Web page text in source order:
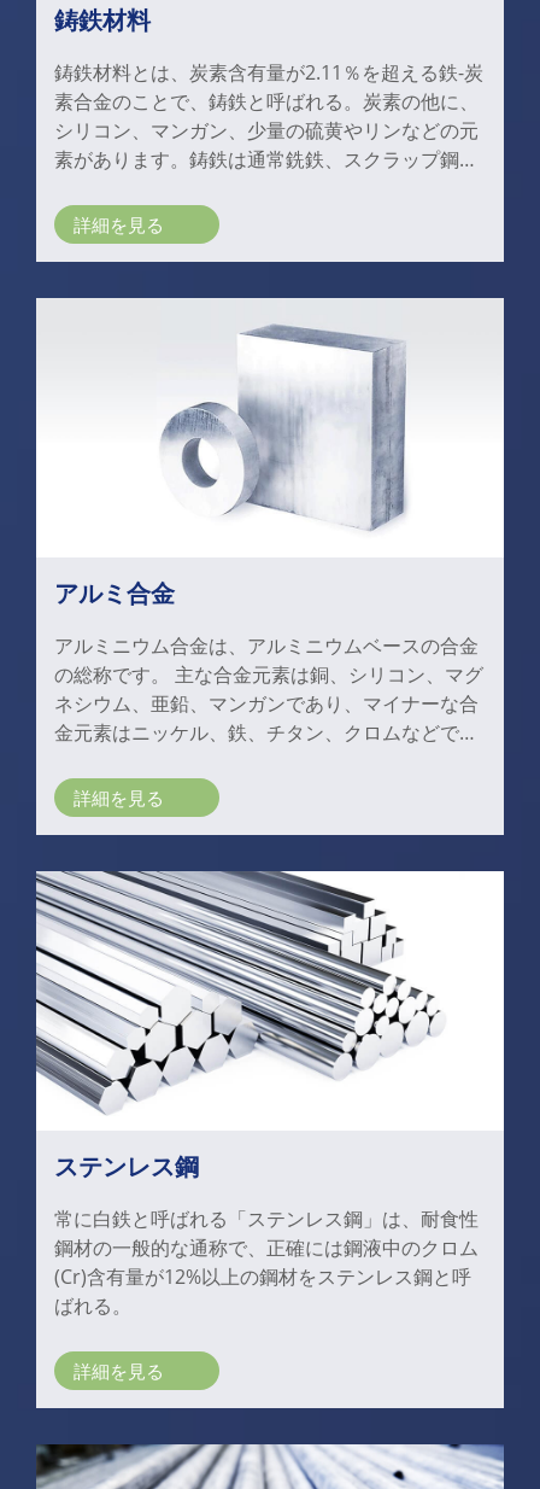
鋳鉄材料
鋳鉄材料とは、炭素含有量が2.11％を超える鉄-炭
素合金のことで、鋳鉄と呼ばれる。炭素の他に、
シリコン、マンガン、少量の硫黄やリンなどの元
素があります。鋳鉄は通常銑鉄、スクラップ鋼、
って作られます。
詳細を見る
アルミ合金
アルミニウム合金は、アルミニウムベースの合金
の総称です。 主な合金元素は銅、シリコン、マグ
ネシウム、亜鉛、マンガンであり、マイナーな合
金元素はニッケル、鉄、チタン、クロムなどで
詳細を見る
ステンレス鋼
常に白鉄と呼ばれる「ステンレス鋼」は、耐食性
鋼材の一般的な通称で、正確には鋼液中のクロム
(Cr)含有量が12%以上の鋼材をステンレス鋼と呼
ばれる。
詳細を見る